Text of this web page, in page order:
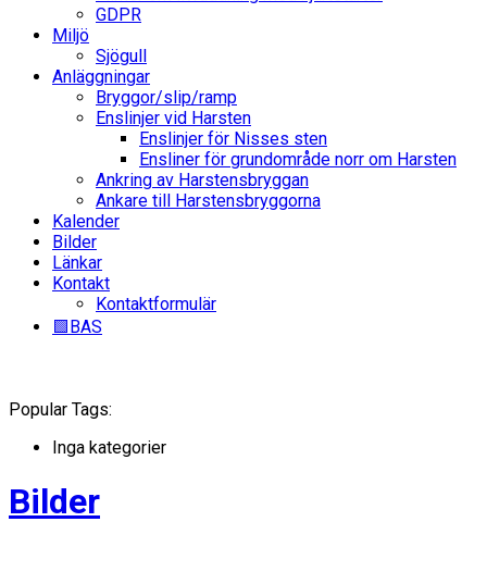
GDPR
Miljö
Sjögull
Anläggningar
Bryggor/slip/ramp
Enslinjer vid Harsten
Enslinjer för Nisses sten
Ensliner för grundområde norr om Harsten
Ankring av Harstensbryggan
Ankare till Harstensbryggorna
Kalender
Bilder
Länkar
Kontakt
Kontaktformulär
🟩BAS
Popular Tags:
Inga kategorier
Bilder